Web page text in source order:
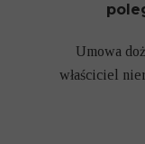
Umowa
właściciel